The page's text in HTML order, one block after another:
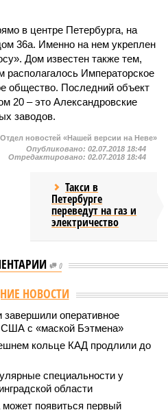
в центре Петербурга, на
36а. Именно на нем укреплен
Дом известен также тем,
располагалось Императорское
общество. Последний объект
20 – это Александровские
заводов.
Отдел новостей «Нашей версии на Неве»
Опубликовано: 02.07.2018 18:44
Отредактировано: 02.07.2018 18:44
Такси в
Петербурге
переведут на газ и
электричество
0
предварительные итоги
вузы
итоги вступительной
вузы